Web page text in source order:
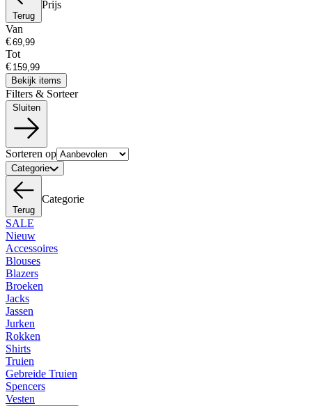
Terug
Prijs
Van
€
Tot
€
Bekijk items
Filters & Sorteer
Sorteren op
Categorie
Terug
Categorie
SALE
Nieuw
Accessoires
Blouses
Blazers
Broeken
Jacks
Jassen
Jurken
Rokken
Shirts
Truien
Gebreide Truien
Spencers
Vesten